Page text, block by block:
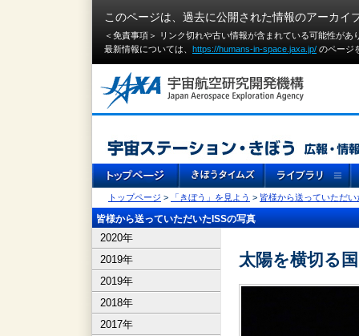
このページは、過去に公開された情報のアーカイ
＜免責事項＞ リンク切れや古い情報が含まれている可能性が
最新情報については、 https://humans-in-space.jaxa.jp/ のページ
トップページ > 「きぼう」を見よう > 皆様から送っていただい
皆様から送っていただいたISSの写真
2020年
2019年
2019年
2018年
2017年
太陽を横切る